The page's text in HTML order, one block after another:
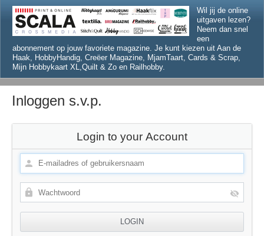
Wil jij de online
uitgaven lezen?
Neem dan snel
een
abonnement op jouw favoriete magazine. Je kunt kiezen uit Aan de
Haak, HobbyHandig, Creëer Magazine, MjamTaart, Cards & Scrap,
Mijn Hobbykaart XL,Quilt & Zo en Railhobby.
Inloggen s.v.p.
Login to your Account